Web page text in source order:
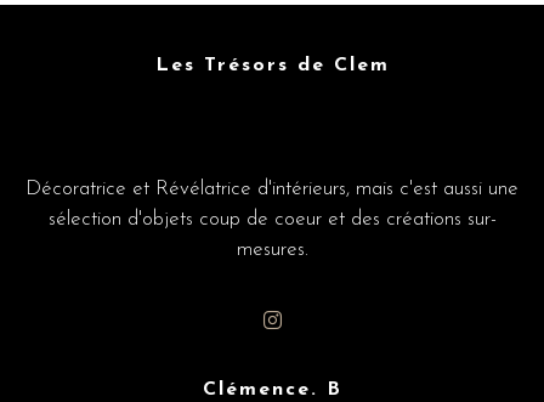
Les Trésors de Clem
Décoratrice et Révélatrice d'intérieurs, mais c'est aussi une
sélection d'objets coup de coeur et des créations sur-
mesures.
Clémence. B